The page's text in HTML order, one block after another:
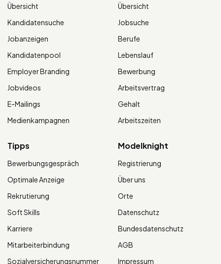
Übersicht
Kandidatensuche
Jobanzeigen
Kandidatenpool
Employer Branding
Jobvideos
E-Mailings
Medienkampagnen
Übersicht
Jobsuche
Berufe
Lebenslauf
Bewerbung
Arbeitsvertrag
Gehalt
Arbeitszeiten
Tipps
Bewerbungsgespräch
Optimale Anzeige
Rekrutierung
Soft Skills
Karriere
Mitarbeiterbindung
Sozialversicherungsnummer
Modelknight
Registrierung
Über uns
Orte
Datenschutz
Bundesdatenschutz
AGB
Impressum